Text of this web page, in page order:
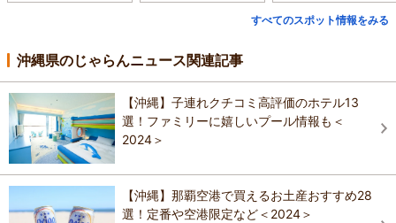
すべてのスポット情報をみる
沖縄県のじゃらんニュース関連記事
【沖縄】子連れクチコミ高評価のホテル13
選！ファミリーに嬉しいプール情報も＜
2024＞
【沖縄】那覇空港で買えるお土産おすすめ28
選！定番や空港限定など＜2024＞